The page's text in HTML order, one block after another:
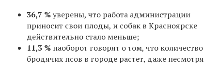
36,7 %уверены, что работа администрации
приносит свои плоды, и собак в Красноярске
действительно стало меньше;
11,3 % наоборот говорят о том, что количество
бродячих псов в городе растет, даже несмотря